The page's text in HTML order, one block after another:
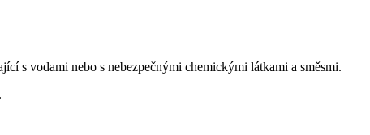
s vodami nebo s nebezpečnými chemickými látkami a směsmi.